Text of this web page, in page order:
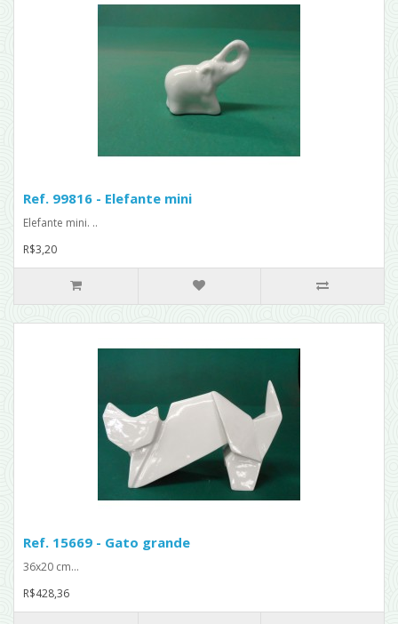
Ref. 99816 - Elefante mini
Elefante mini. ..
R$3,20
Ref. 15669 - Gato grande
36x20 cm...
R$428,36